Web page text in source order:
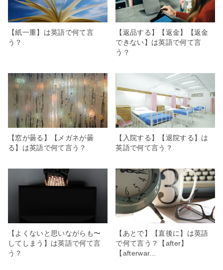
【紙一重】は英語で何て言
う？
【返品する】【返金】【返金
できない】は英語で何て言
う？
【窓が曇る】【メガネが曇
る】は英語で何て言う？
【入院する】【退院する】は
英語で何て言う？
【よくないと思いながらも〜
してしまう】は英語で何て言
う？
【あとで】【直後に】は英語
で何て言う？【after】
【afterwar...